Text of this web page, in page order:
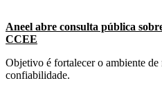
Aneel abre consulta pública
CCEE
Objetivo é fortalecer o ambiente de
confiabilidade.